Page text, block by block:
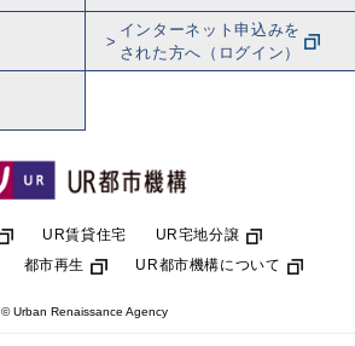
インターネット申込みを
された方へ（ログイン）
UR賃貸住宅
UR宅地分譲
都市再生 UR都市機構について
© Urban Renaissance Agency